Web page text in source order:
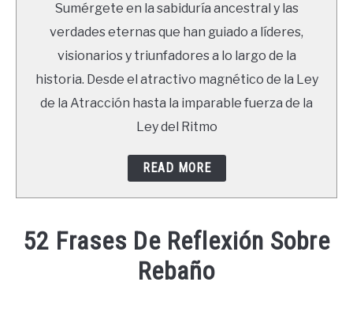
NEWSLETTER
Sumérgete en la sabiduría ancestral y las
verdades eternas que han guiado a líderes,
visionarios y triunfadores a lo largo de la
historia. Desde el atractivo magnético de la Ley
de la Atracción hasta la imparable fuerza de la
Ley del Ritmo
READ MORE
52 Frases De Reflexión Sobre
Rebaño